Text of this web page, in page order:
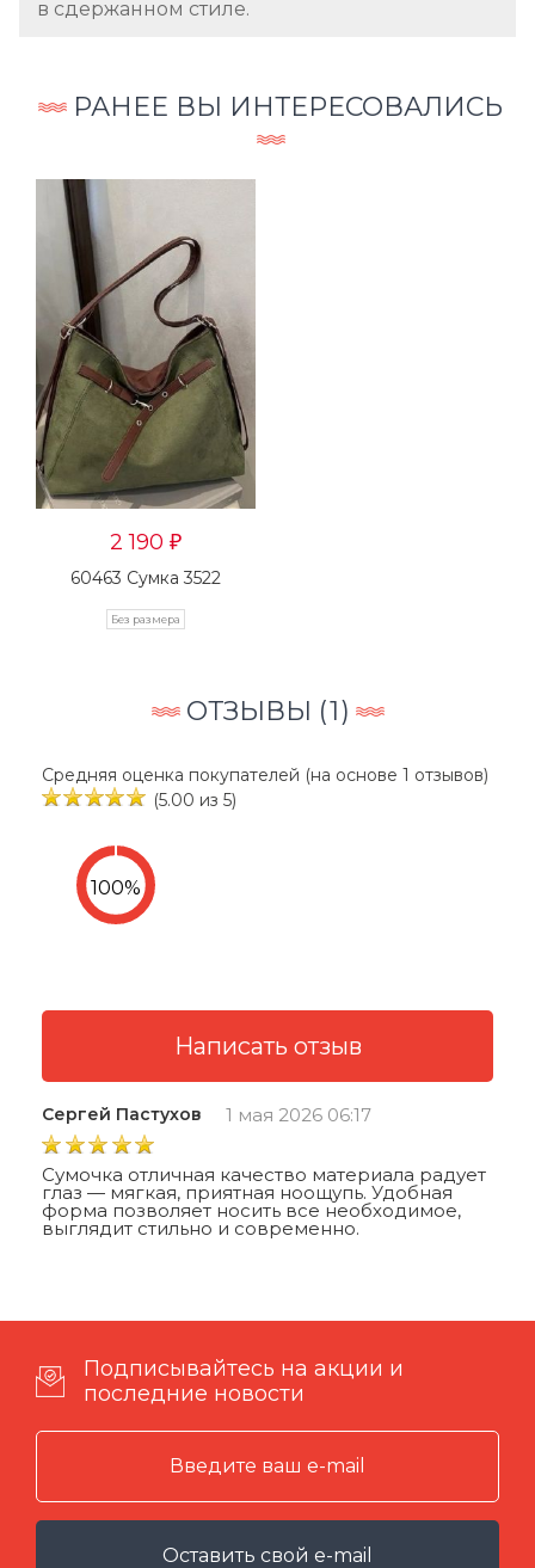
в сдержанном стиле.
РАНЕЕ ВЫ ИНТЕРЕСОВАЛИСЬ
2 190 ₽
60463 Сумка 3522
Без размера
ОТЗЫВЫ (1)
Средняя оценка покупателей (на основе 1 отзывов)
(5.00 из 5)
Сергей Пастухов 1 мая 2026 06:17
Сумочка отличная качество материала радует
глаз — мягкая, приятная ноощупь. Удобная
форма позволяет носить все необходимое,
выглядит стильно и современно.
Подписывайтесь на акции и
последние новости
Оставить свой e-mail